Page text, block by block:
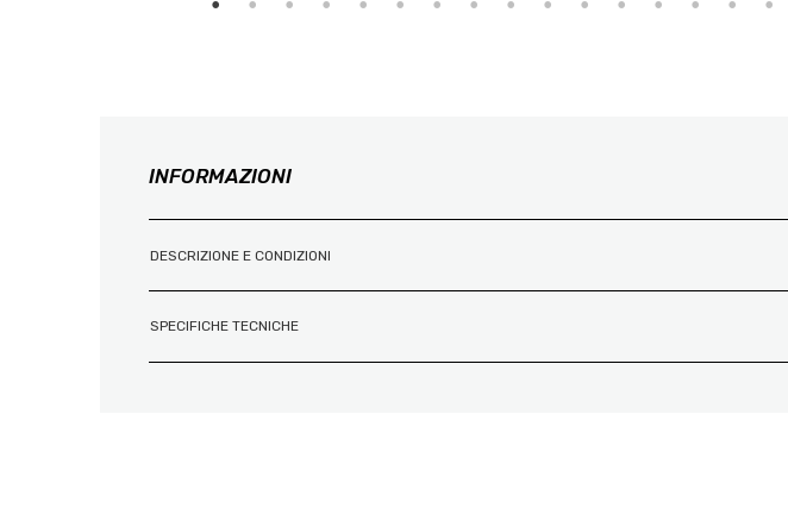
INFORMAZIONI
DESCRIZIONE E CONDIZIONI
SPECIFICHE TECNICHE